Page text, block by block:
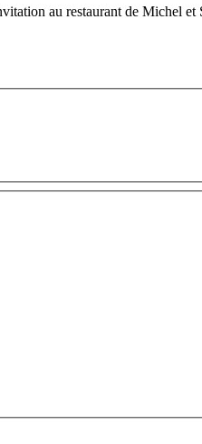
au restaurant de Michel et